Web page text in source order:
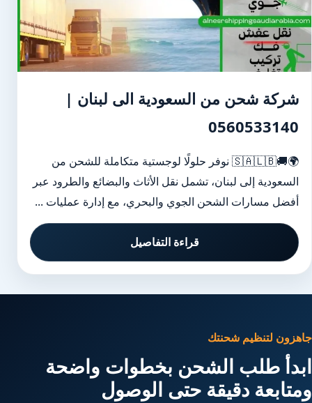
شركة شحن من السعودية الى لبنان |
0560533140
🌍🚚🇸🇦🇱🇧 نوفر حلولًا لوجستية متكاملة للشحن من
السعودية إلى لبنان، تشمل نقل الأثاث والبضائع والطرود عبر
أفضل مسارات الشحن الجوي والبحري، مع إدارة عمليات ...
قراءة التفاصيل
جاهزون لتنظيم شحنتك
ابدأ طلب الشحن بخطوات واضحة
ومتابعة دقيقة حتى الوصول